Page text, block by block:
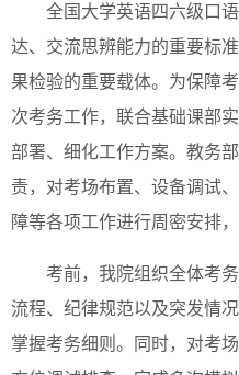
全国大学英语四六级口
达、交流思辨能力的重要标
果检验的重要载体。为保障
次考务工作，联合基础课部
部署、细化工作方案。教务
责，对考场布置、设备调试
障等各项工作进行周密安排
考前，我院组织全体考
流程、纪律规范以及突发情
掌握考务细则。同时，对考